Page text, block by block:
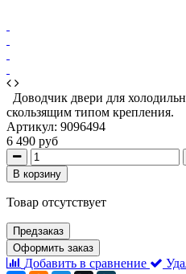
Доводчик двери для
скользящим типом крепления.
Артикул: 9096494
6 490 руб
В корзину
Товар отсутствует
Предзаказ
Оформить заказ
Добавить в сравнение